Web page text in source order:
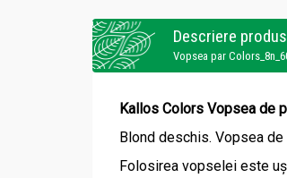
Descriere produs
Vopsea par
Kallos Colors Vopsea de
Blond deschis. Vopsea
Folosirea vopselei este